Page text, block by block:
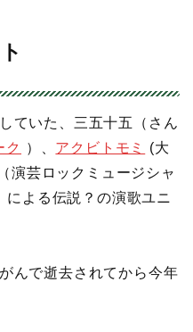
ていた、三五十五（さん
ク ）、 アクビトモミ
(大
（演芸ロックミュージシャ
による伝説？の演歌ユニ
んで逝去されてから今年